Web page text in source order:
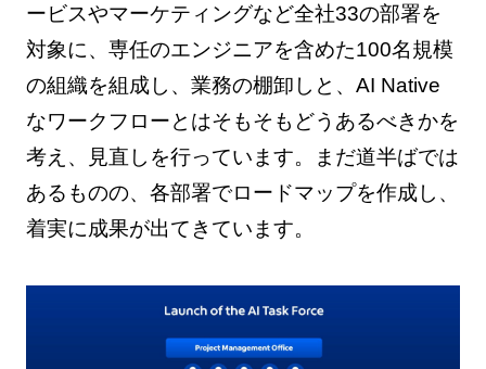
ービスやマーケティングなど全社33の部署を
対象に、専任のエンジニアを含めた100名規模
の組織を組成し、業務の棚卸しと、AI Native
なワークフローとはそもそもどうあるべきかを
考え、見直しを行っています。まだ道半ばでは
あるものの、各部署でロードマップを作成し、
着実に成果が出てきています。